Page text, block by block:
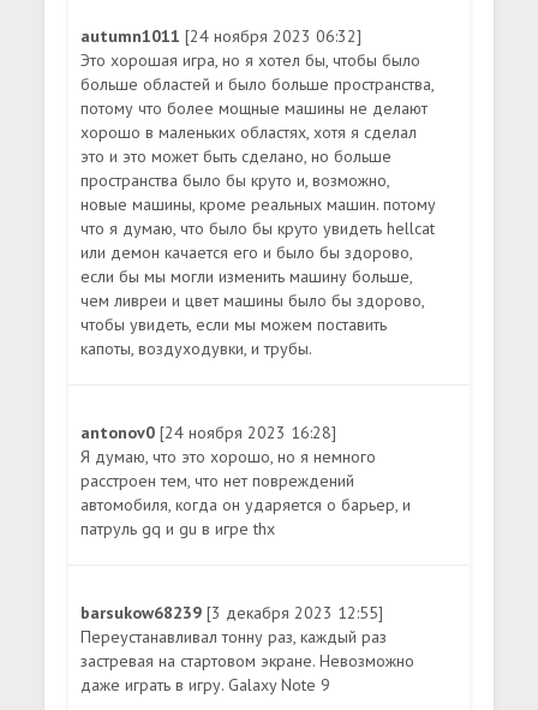
autumn1011[24 ноября 2023 06:32]
Это хорошая игра, но я хотел бы, чтобы было
больше областей и было больше пространства,
потому что более мощные машины не делают
хорошо в маленьких областях, хотя я сделал
это и это может быть сделано, но больше
пространства было бы круто и, возможно,
новые машины, кроме реальных машин. потому
что я думаю, что было бы круто увидеть hellcat
или демон качается его и было бы здорово,
если бы мы могли изменить машину больше,
чем ливреи и цвет машины было бы здорово,
чтобы увидеть, если мы можем поставить
капоты, воздуходувки, и трубы.
antonov0[24 ноября 2023 16:28]
Я думаю, что это хорошо, но я немного
расстроен тем, что нет повреждений
автомобиля, когда он ударяется о барьер, и
патруль gq и gu в игре thx
barsukow68239[3 декабря 2023 12:55]
Переустанавливал тонну раз, каждый раз
застревая на стартовом экране. Невозможно
даже играть в игру. Galaxy Note 9